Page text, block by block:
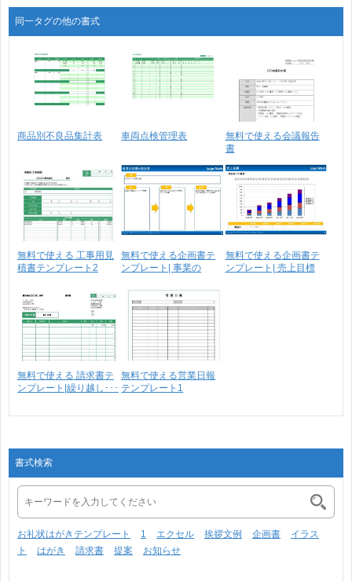
同一タグの他の書式
商品別不良品集計表 車両点検管理表
無料で使える会議報告
書
無料で使える 工事用見
積書テンプレート2
無料で使える企画書テ
ンプレート| 事業の
無料で使える企画書テ
ンプレート| 売上目標
無料で使える 請求書テ
ンプレート|繰り越し･･･
無料で使える営業日報
テンプレート1
書式検索
お礼状はがきテンプレート 1 エクセル 挨拶文例 企画書
イラス
ト
はがき 請求書 提案 お知らせ